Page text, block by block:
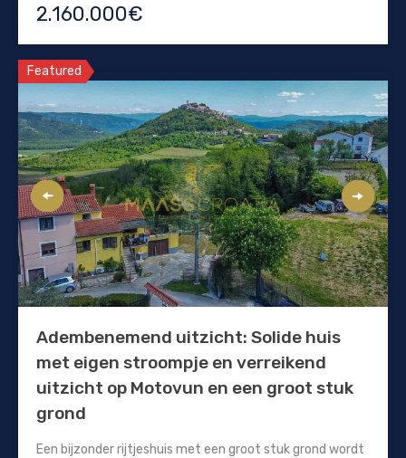
2.160.000€
Featured
Adembenemend uitzicht: Solide huis
met eigen stroompje en verreikend
uitzicht op Motovun en een groot stuk
grond
Een bijzonder rijtjeshuis met een groot stuk grond wordt